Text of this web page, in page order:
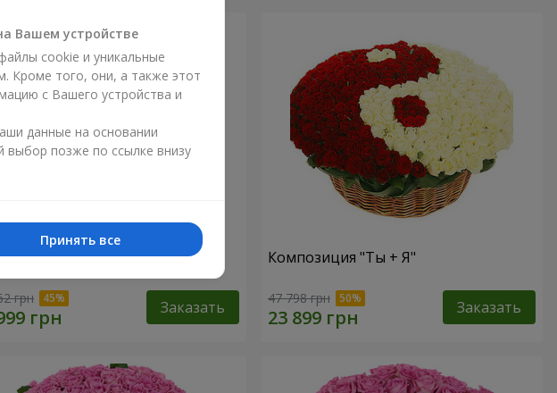
роза
грн Заказать
Композиция "Ты + Я"
47 798 грн Заказать
Вашем устройстве
cookie и уникальные
Кроме того, они, а также этот
с Вашего устройства и
данные на основании
выбор позже по ссылке внизу
Принять все